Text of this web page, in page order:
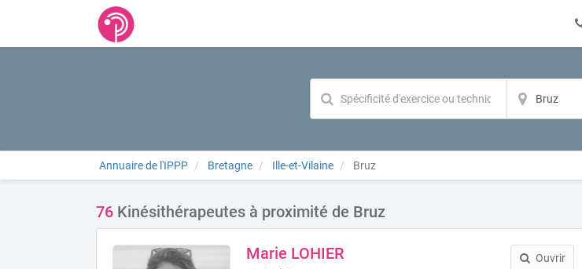
Annuaire de l'IPPP Bretagne Ille-et-Vilaine Bruz
76 Kinésithérapeutes à proximité de Bruz
Marie LOHIER Ouvrir